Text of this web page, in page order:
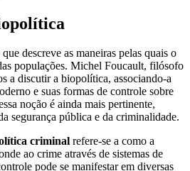
descreve as maneiras pelas quais o
populações. Michel Foucault, filósofo
a discutir a biopolítica, associando-a
e suas formas de controle sobre
noção é ainda mais pertinente,
segurança pública e da criminalidade.
criminal refere-se a como a
ao crime através de sistemas de
pode se manifestar em diversas